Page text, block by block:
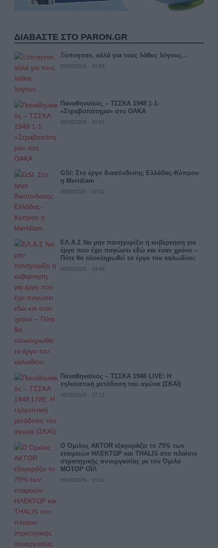
ΔΙΑΒΑΣΤΕ ΣΤΟ PARON.GR
Ξύπνησαν, αλλά για τους λάθος λόγους…
05/08/2026 - 20:58
Παναθηναϊκός – ΤΣΣΚΑ 1948 1-1:
«Στραβοπάτημα» στο ΟΑΚΑ
05/08/2026 - 20:58
GSI: Στο έργο διασύνδεσης Ελλάδας-Κύπρου
η Meridiam
05/08/2026 - 20:02
ΕΛ.Α.Σ Να μην πανηγυρίζει η κυβέρνηση για
έργο που έχει παγώσει εδώ και έναν χρόνο –
Πότε θα ολοκληρωθεί το έργο του καλωδίου;
05/08/2026 - 19:48
Παναθηναϊκός – ΤΣΣΚΑ 1948 LIVE: Η
τηλεοπτική μετάδοση του αγώνα (ΣΚΑΪ)
05/08/2026 - 17:12
Ο Όμιλος AKTOR εξαγοράζει το 75% των
εταιρειών ΗΛΕΚΤΩΡ και THALIS στο πλαίσιο
στρατηγικής συνεργασίας με τον Όμιλο
ΜΟΤΟΡ ΟΪΛ
05/08/2026 - 15:02